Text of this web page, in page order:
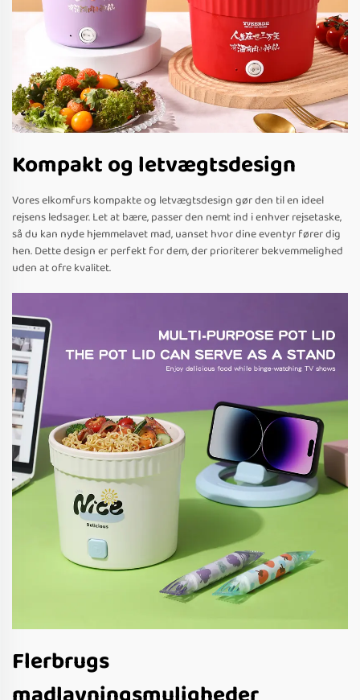
Kompakt og letvægtsdesign
Vores elkomfurs kompakte og letvægtsdesign gør den til en ideel
rejsens ledsager. Let at bære, passer den nemt ind i enhver rejsetaske,
så du kan nyde hjemmelavet mad, uanset hvor dine eventyr fører dig
hen. Dette design er perfekt for dem, der prioriterer bekvemmelighed
uden at ofre kvalitet.
Flerbrugs